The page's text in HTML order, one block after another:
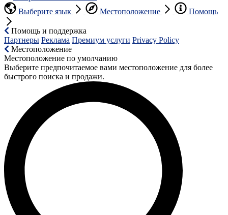
Выберите язык
Местоположение Помощь
Помощь и поддержка
Партнеры Реклама Премиум услуги Privacy Policy
Местоположение
Местоположение по умолчанию
Выберите предпочитаемое вами местоположение для более
быстрого поиска и продажи.